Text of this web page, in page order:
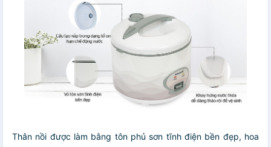
Thân nồi được làm bằng tôn phủ sơn tĩnh điện bền đẹp, hoa